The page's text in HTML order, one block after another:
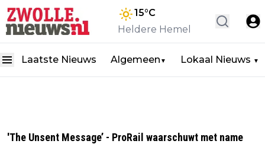
15°C
Heldere Hemel
Laatste Nieuws Algemeen ▼ Lokaal Nieuws ▼
'The Unsent Message’ - ProRail waarschuwt met name